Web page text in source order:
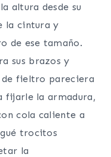
altura desde su
la cintura y
de ese tamaño.
sus brazos y
fieltro pareciera
fijarle la armadura,
cola caliente a
trocitos
la